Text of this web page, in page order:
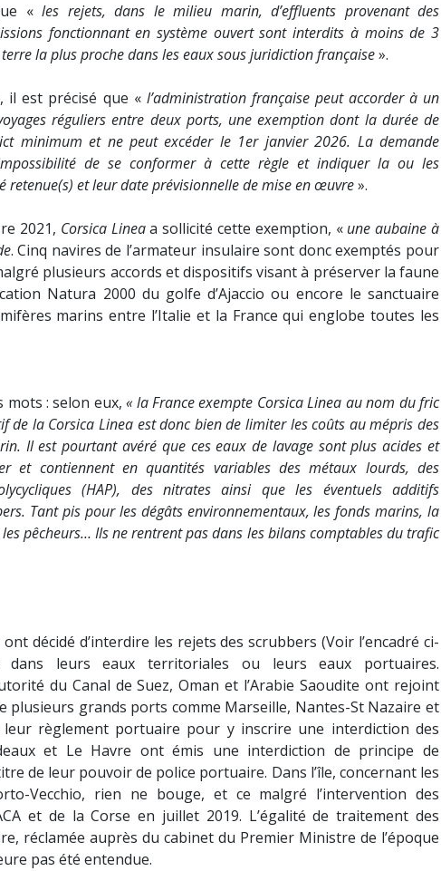
«les rejets, dans le milieu marin, d’effluents provenant des
fonctionnant en système ouvert sont interdits à moins de 3
la plus proche dans les eaux sous juridiction française».
il est précisé que « l’administration française peut accorder à un
réguliers entre deux ports, une exemption dont la durée de
minimum et ne peut excéder le 1er janvier 2026. La demande
de se conformer à cette règle et indiquer la ou les
retenue(s) et leur date prévisionnelle de mise en œuvre».
2021, Corsica Lineaa sollicité cette exemption, « une aubaine à
. Cinq navires de l’armateur insulaire sont donc exemptés pour
plusieurs accords et dispositifs visant à préserver la faune
Natura 2000 du golfe d’Ajaccio ou encore le sanctuaire
marins entre l’Italie et la France qui englobe toutes les
mots : selon eux,« la France exempte Corsica Linea au nom du fric
de la Corsica Linea est donc bien de limiter les coûts au mépris des
Il est pourtant avéré que ces eaux de lavage sont plus acides et
et contiennent en quantités variables des métaux lourds, des
(HAP), des nitrates ainsi que les éventuels additifs
Tant pis pour les dégâts environnementaux, les fonds marins, la
pêcheurs… Ils ne rentrent pas dans les bilans comptables du trafic
décidé d’interdire les rejets des scrubbers (Voir l’encadré ci-
leurs eaux territoriales ou leurs eaux portuaires.
du Canal de Suez, Oman et l’Arabie Saoudite ont rejoint
plusieurs grands ports comme Marseille, Nantes-St Nazaire et
leur règlement portuaire pour y inscrire une interdiction des
et Le Havre ont émis une interdiction de principe de
de leur pouvoir de police portuaire. Dans l’île, concernant les
Vecchio, rien ne bouge, et ce malgré l’intervention des
et de la Corse en juillet 2019. L’égalité de traitement des
réclamée auprès du cabinet du Premier Ministre de l’époque
pas été entendue.